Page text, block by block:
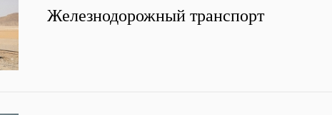
Железнодорожный транспорт